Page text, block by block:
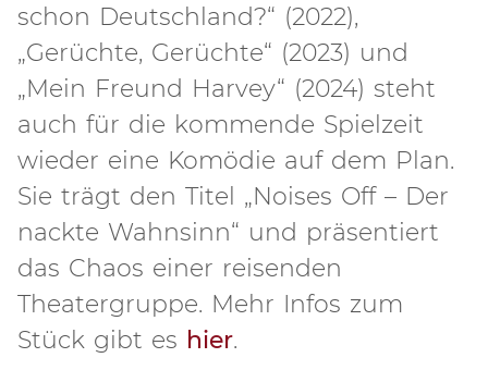
schon Deutschland?“ (2022),
„Gerüchte, Gerüchte“ (2023) und
„Mein Freund Harvey“ (2024) steht
auch für die kommende Spielzeit
wieder eine Komödie auf dem Plan.
Sie trägt den Titel „Noises Off – Der
nackte Wahnsinn“ und präsentiert
das Chaos einer reisenden
Theatergruppe. Mehr Infos zum
Stück gibt es hier.